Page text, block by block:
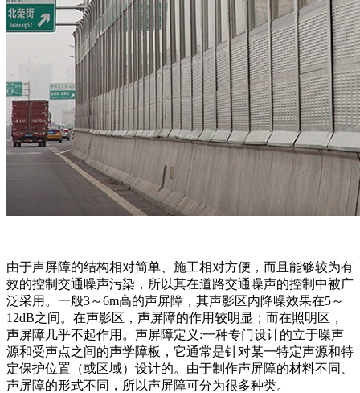
由于声屏障的结构相对简单、施工相对方便，而且能够较为有
效的控制交通噪声污染，所以其在道路交通噪声的控制中被广
泛采用。一般3～6m高的声屏障，其声影区内降噪效果在5～
12dB之间。在声影区，声屏障的作用较明显；而在照明区，
声屏障几乎不起作用。声屏障定义:一种专门设计的立于噪声
源和受声点之间的声学障板，它通常是针对某一特定声源和特
定保护位置（或区域）设计的。由于制作声屏障的材料不同、
声屏障的形式不同，所以声屏障可分为很多种类。